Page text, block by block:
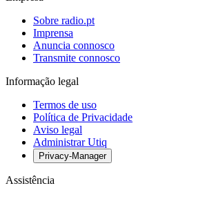
Sobre radio.pt
Imprensa
Anuncia connosco
Transmite connosco
Informação legal
Termos de uso
Política de Privacidade
Aviso legal
Administrar Utiq
Privacy-Manager
Assistência